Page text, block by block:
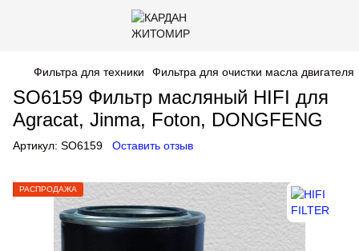
Фильтра для техники Фильтра для очистки масла двигателя
SO6159 Фильтр масляный HIFI для
Agracat, Jinma, Foton, DONGFENG
Артикул: SO6159 Оставить отзыв
РАСПРОДАЖА